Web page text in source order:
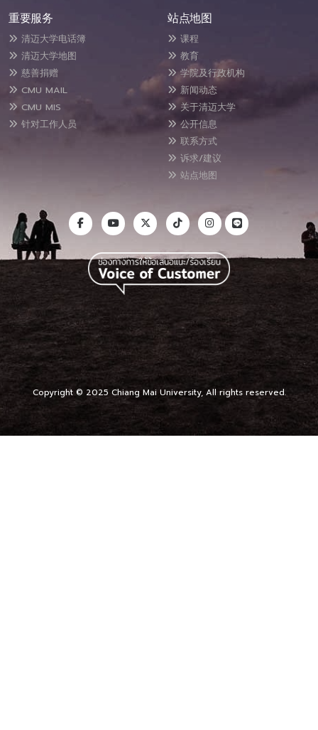
重要服务
清迈大学电话簿
清迈大学地图
慈善捐赠
CMU MAIL
CMU MIS
针对工作人员
站点地图
课程
教育
学院及行政机构
新闻动态
关于清迈大学
公开信息
联系方式
诉求/建议
站点地图
Copyright © 2025 Chiang Mai University, All rights reserved.